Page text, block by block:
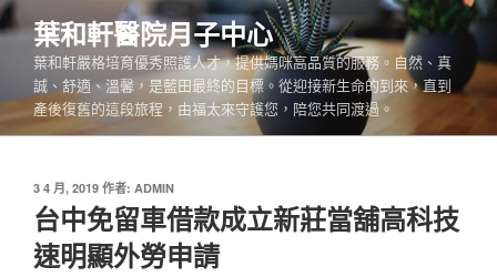
跳
至
內
葉和軒醫院月子中心
葉和軒嚴格培育優秀照護人才，提供媽咪高品質的服務。自然、真
誠、舒適、溫馨，是藍田最終的目標。從迎接新生命的到來，直到
產後復舊的這段旅程，由福太來守護您，陪您共同渡過。
發
佈
於
3 4 月, 2019 作者: ADMIN
台中免留車借款成立新莊當舖高科技
速明顯外勞申請